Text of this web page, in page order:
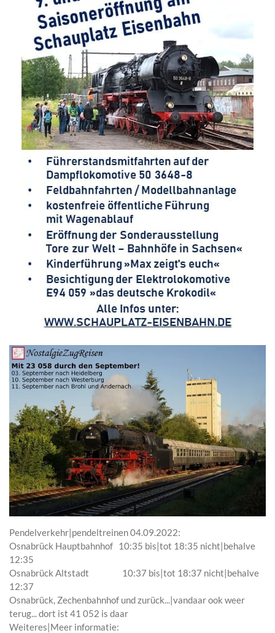
Pendelverkehr|pendeltreinen 04.09.2022:
Osnabrück Hauptbahnhof 10:35 bis|tot 18:35 nicht|behalve
12:35
Osnabrück Altstadt 10:37 bis|tot 18:37 nicht|behalve
12:37
Osnabrück, Zechenbahnhof und zurück...|vandaar ook weer
terug...dort ist 41 052 is daar
Weiteres|Meer informatie: